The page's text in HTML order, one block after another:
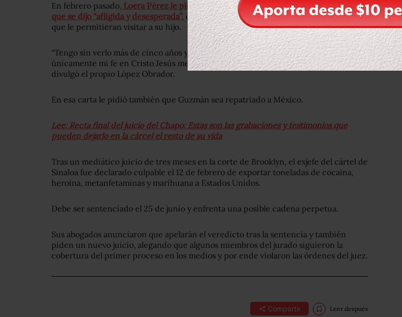
En febrero pasado, Loera Pérez le pidió al presidente mexicano, en una carta en la
que se dijo “afligida y desesperada”, que la apoyara para obtener visas humanitarias
que le permitieran visitar a su hijo.
“Tengo sin verlo más de cinco años y (con) mi avanzada edad y el no poder verlo,
únicamente mi fe en Cristo Jesús me mantiene viva”, escribió en la misiva que
divulgó el propio López Obrador.
En esa carta le pidió también que Guzmán sea repatriado a México.
Lee: Recta final del juicio del Chapo: Estas son las grabaciones y testimonios que
pueden dejarlo en la cárcel el resto de su vida
Tras un mediático juicio de tres meses en la corte de Brooklyn, el exjefe del cártel de
Sinaloa fue declarado culpable el 12 de febrero de exportar toneladas de cocaína,
heroína, metanfetaminas y marihuana a Estados Unidos.
Debe ser sentenciado el 25 de junio y enfrenta una posible cadena perpetua.
Sus abogados anunciaron que apelarán el veredicto tras la sentencia y también
piden un nuevo juicio, alegando que algunos miembros del jurado siguieron la
cobertura del primer proceso en los medios y por ende violaron las órdenes del juez.
Compartir Leer después